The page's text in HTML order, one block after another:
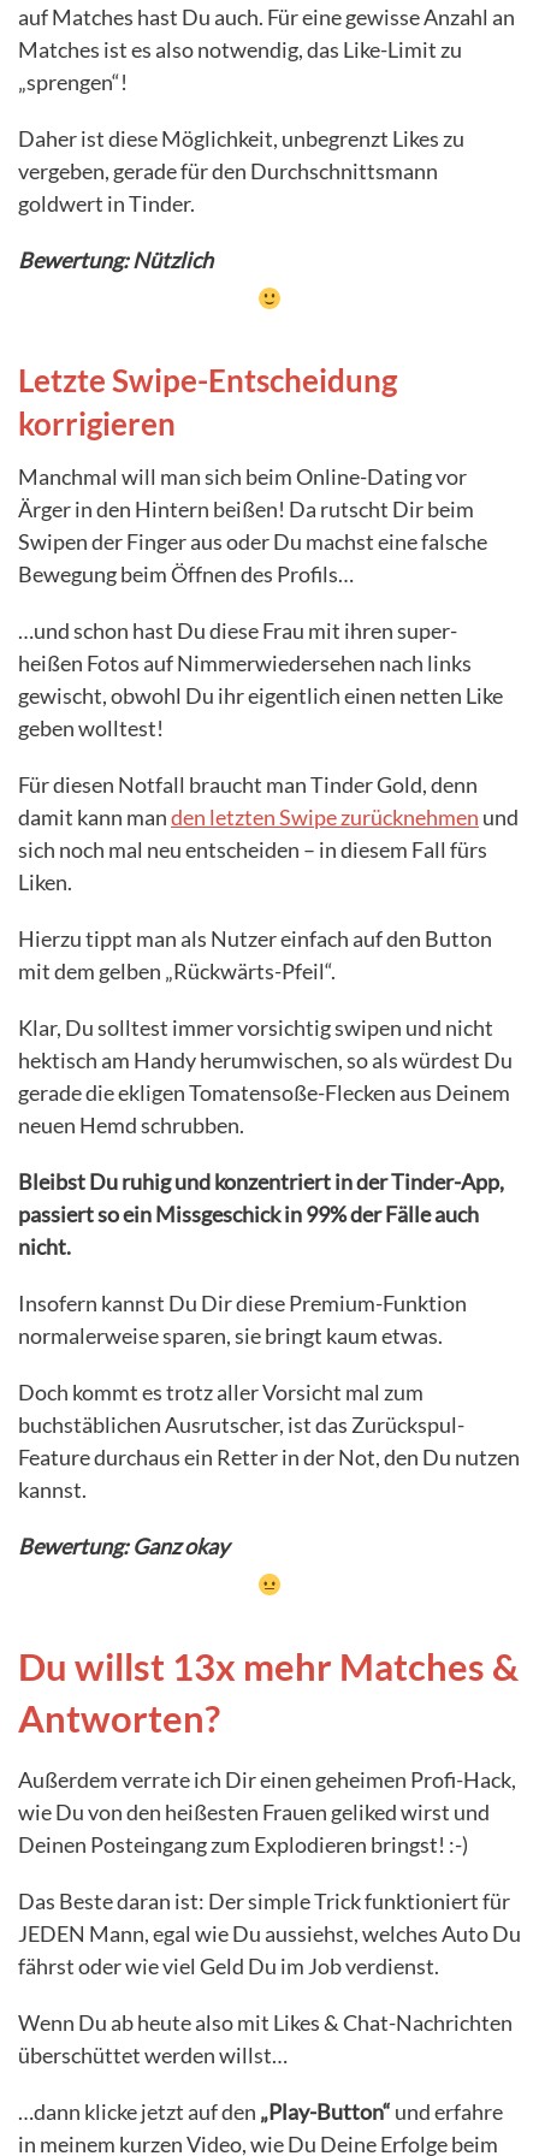
auf Matches hast Du auch. Für eine gewisse Anzahl an
Matches ist es also notwendig, das Like-Limit zu
„sprengen“!
Daher ist diese Möglichkeit, unbegrenzt Likes zu
vergeben, gerade für den Durchschnittsmann
goldwert in Tinder.
Bewertung: Nützlich
Letzte Swipe-Entscheidung
korrigieren
Manchmal will man sich beim Online-Dating vor
Ärger in den Hintern beißen! Da rutscht Dir beim
Swipen der Finger aus oder Du machst eine falsche
Bewegung beim Öffnen des Profils…
…und schon hast Du diese Frau mit ihren super-
heißen Fotos auf Nimmerwiedersehen nach links
gewischt, obwohl Du ihr eigentlich einen netten Like
geben wolltest!
Für diesen Notfall braucht man Tinder Gold, denn
damit kann manden letzten Swipe zurücknehmen und
sich noch mal neu entscheiden – in diesem Fall fürs
Liken.
Hierzu tippt man als Nutzer einfach auf den Button
mit dem gelben „Rückwärts-Pfeil“.
Klar, Du solltest immer vorsichtig swipen und nicht
hektisch am Handy herumwischen, so als würdest Du
gerade die ekligen Tomatensoße-Flecken aus Deinem
neuen Hemd schrubben.
Bleibst Du ruhig und konzentriert in der Tinder-App,
passiert so ein Missgeschick in 99% der Fälle auch
nicht.
Insofern kannst Du Dir diese Premium-Funktion
normalerweise sparen, sie bringt kaum etwas.
Doch kommt es trotz aller Vorsicht mal zum
buchstäblichen Ausrutscher, ist das Zurückspul-
Feature durchaus ein Retter in der Not, den Du nutzen
kannst.
Bewertung: Ganz okay
Du willst 13x mehr Matches &
Antworten?
Außerdem verrate ich Dir einen geheimen Profi-Hack,
wie Du von den heißesten Frauen geliked wirst und
Deinen Posteingang zum Explodieren bringst! :-)
Das Beste daran ist: Der simple Trick funktioniert für
JEDEN Mann, egal wie Du aussiehst, welches Auto Du
fährst oder wie viel Geld Du im Job verdienst.
Wenn Du ab heute also mit Likes & Chat-Nachrichten
überschüttet werden willst…
…dann klicke jetzt auf den „Play-Button“ und erfahre
in meinem kurzen Video, wie Du Deine Erfolge beim